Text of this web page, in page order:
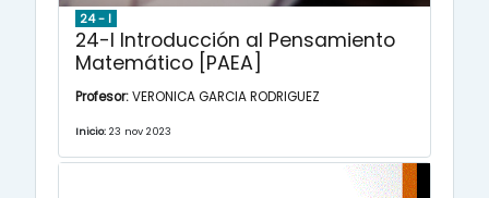
24 - I
24-I Introducción al Pensamiento
Matemático [PAEA]
Profesor:VERONICA GARCIA RODRIGUEZ
Inicio: 23 nov 2023